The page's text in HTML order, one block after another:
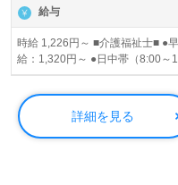
給与
時給 1,226円～ ■介護福祉士■ ●
給：1,320円～ ●日中帯（8:00～
朝夜間（6:00～8:00／18:00～
18:00）時給：1,226円～ 昇給あり
詳細を見る